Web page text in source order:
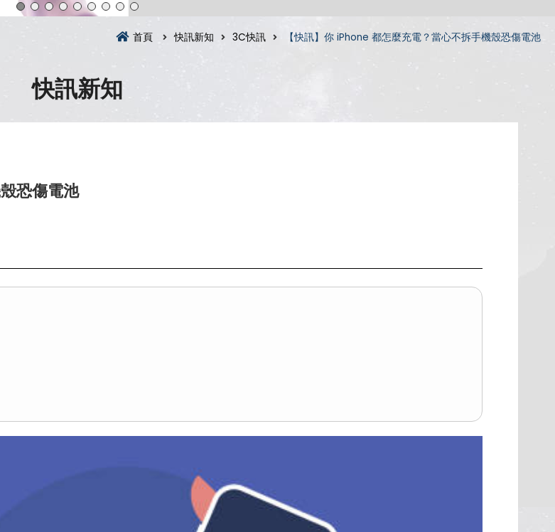
首頁 快訊新知 3C快訊 【快訊】你 iPhone 都怎麼充電？當心不拆手機殼恐傷電池
快訊新知
恐傷電池